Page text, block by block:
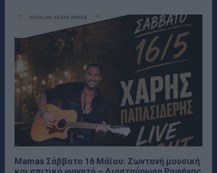
Mamas Σάββατο 16 Μάϊου: Ζωντανή μουσική